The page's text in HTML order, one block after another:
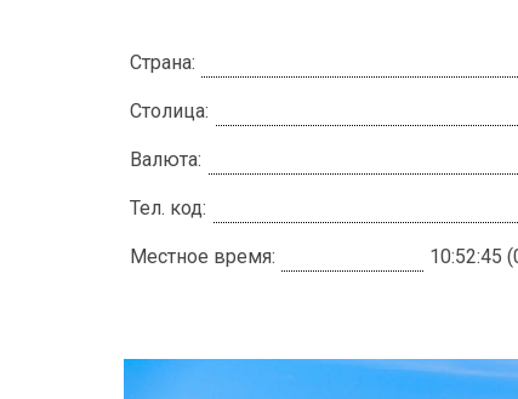
Страна:
Столица:
Валюта:
Тел. код:
Местное время: 10:52:46